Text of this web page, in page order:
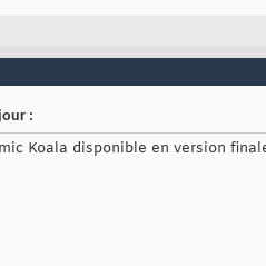
:
Koala disponible en version